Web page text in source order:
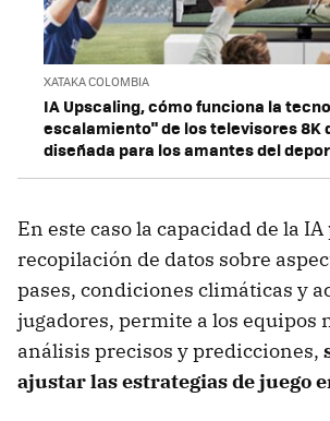
XATAKA COLOMBIA
IA Upscaling, cómo funciona la
escalamiento" de los televisores 8K
diseñada para los amantes del
En este caso la capacidad de la IA
recopilación de datos sobre
pases, condiciones climáticas y
jugadores, permite a los equipos
análisis precisos y predicciones,
ajustar las estrategias de juego